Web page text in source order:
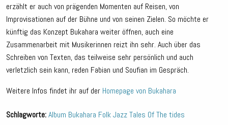
erzählt er auch von prägenden Momenten auf Reisen, von
Improvisationen auf der Bühne und von seinen Zielen. So möchte er
künftig das Konzept Bukahara weiter öffnen, auch eine
Zusammenarbeit mit Musikerinnen reizt ihn sehr. Auch über das
Schreiben von Texten, das teilweise sehr persönlich und auch
verletzlich sein kann, reden Fabian und Soufian im Gespräch.
Weitere Infos findet ihr auf der Homepage von Bukahara
Schlagworte:Album Bukahara FolkJazzTales Of The tides